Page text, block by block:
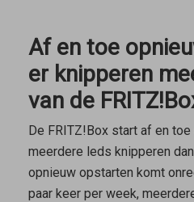
Af en toe
er knipperen
van de
De FRITZ!Box start af en
meerdere leds knipperen
opnieuw opstarten komt
paar keer per week,